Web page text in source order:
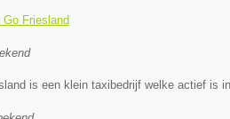
Go Friesland
is een klein taxibedrijf welke actief is